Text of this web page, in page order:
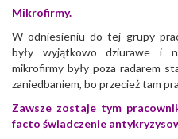
Mikrofirmy.
W odniesieniu do tej grupy
były wyjątkowo dziurawe i
mikrofirmy były poza radarem
zaniedbaniem, bo przecież tam
Zawsze zostaje tym
facto świadczenie